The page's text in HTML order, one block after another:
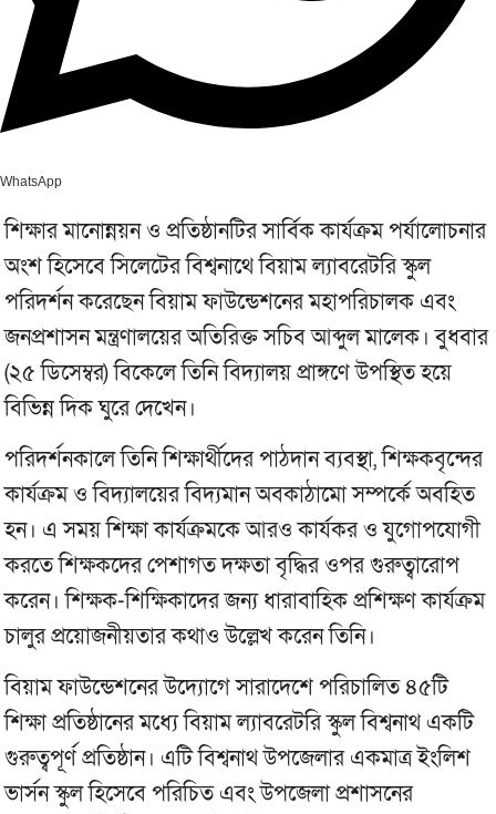
WhatsApp
শিক্ষার মানোন্নয়ন ও প্রতিষ্ঠানটির সার্বিক কার্যক্রম পর্যালোচনার
অংশ হিসেবে সিলেটের বিশ্বনাথে বিয়াম ল্যাবরেটরি স্কুল
পরিদর্শন করেছেন বিয়াম ফাউন্ডেশনের মহাপরিচালক এবং
জনপ্রশাসন মন্ত্রণালয়ের অতিরিক্ত সচিব আব্দুল মালেক। বুধবার
(২৫ ডিসেম্বর) বিকেলে তিনি বিদ্যালয় প্রাঙ্গণে উপস্থিত হয়ে
বিভিন্ন দিক ঘুরে দেখেন।
পরিদর্শনকালে তিনি শিক্ষার্থীদের পাঠদান ব্যবস্থা, শিক্ষকবৃন্দের
কার্যক্রম ও বিদ্যালয়ের বিদ্যমান অবকাঠামো সম্পর্কে অবহিত
হন। এ সময় শিক্ষা কার্যক্রমকে আরও কার্যকর ও যুগোপযোগী
করতে শিক্ষকদের পেশাগত দক্ষতা বৃদ্ধির ওপর গুরুত্বারোপ
করেন। শিক্ষক-শিক্ষিকাদের জন্য ধারাবাহিক প্রশিক্ষণ কার্যক্রম
চালুর প্রয়োজনীয়তার কথাও উল্লেখ করেন তিনি।
বিয়াম ফাউন্ডেশনের উদ্যোগে সারাদেশে পরিচালিত ৪৫টি
শিক্ষা প্রতিষ্ঠানের মধ্যে বিয়াম ল্যাবরেটরি স্কুল বিশ্বনাথ একটি
গুরুত্বপূর্ণ প্রতিষ্ঠান। এটি বিশ্বনাথ উপজেলার একমাত্র ইংলিশ
ভার্সন স্কুল হিসেবে পরিচিত এবং উপজেলা প্রশাসনের